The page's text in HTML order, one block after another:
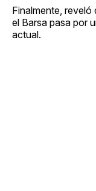
Finalmente,
el Barsa pasa por
actual.